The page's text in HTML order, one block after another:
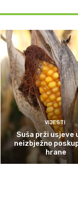
VIJESTI
Suša prži usjeve
neizbježno
hrane